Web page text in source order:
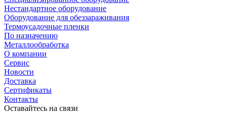
Нестандартное оборудование
Оборудование для обеззараживания
Термоусадочные пленки
По назначению
Металлообработка
О компании
Сервис
Новости
Доставка
Сертификаты
Контакты
Оставайтесь на связи